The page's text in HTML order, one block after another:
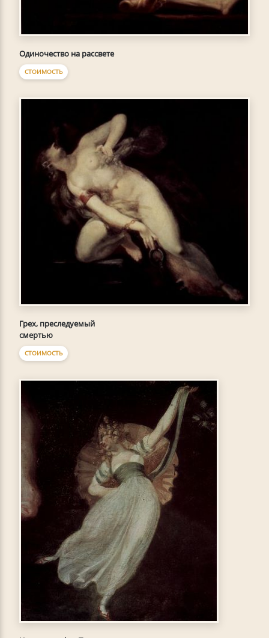
Одиночество на рассвете
СТОИМОСТЬ
Грех, преследуемый
смертью
СТОИМОСТЬ